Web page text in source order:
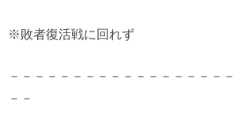
※敗者復活戦に回れず
－－－－－－－－－－－－－－－－－
－－